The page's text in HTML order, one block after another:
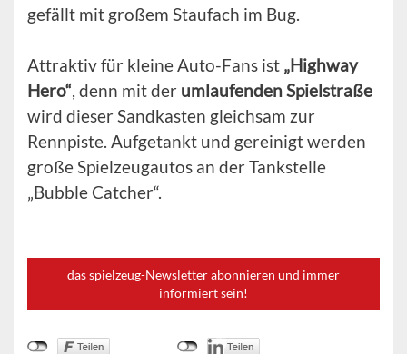
gefällt mit großem Staufach im Bug.
Attraktiv für kleine Auto-Fans ist „Highway
Hero“ , denn mit der umlaufenden Spielstraße
wird dieser Sandkasten gleichsam zur
Rennpiste. Aufgetankt und gereinigt werden
große Spielzeugautos an der Tankstelle
„Bubble Catcher“.
das spielzeug-Newsletter abonnieren und immer
informiert sein!